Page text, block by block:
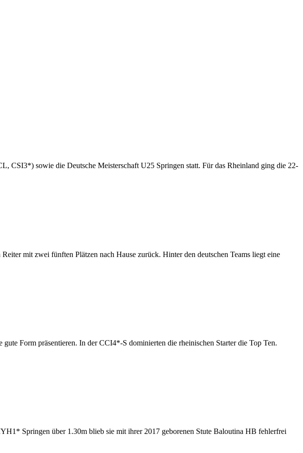
CSI3*) sowie die Deutsche Meisterschaft U25 Springen statt. Für das Rheinland ging die 22-
mit zwei fünften Plätzen nach Hause zurück. Hinter den deutschen Teams liegt eine
Form präsentieren. In der CCI4*-S dominierten die rheinischen Starter die Top Ten.
Springen über 1.30m blieb sie mit ihrer 2017 geborenen Stute Baloutina HB fehlerfrei